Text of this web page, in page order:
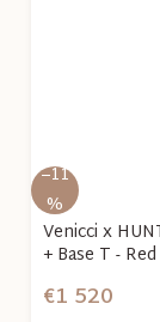
–11
%
Venicci x
+ Base T - Red
€1 520